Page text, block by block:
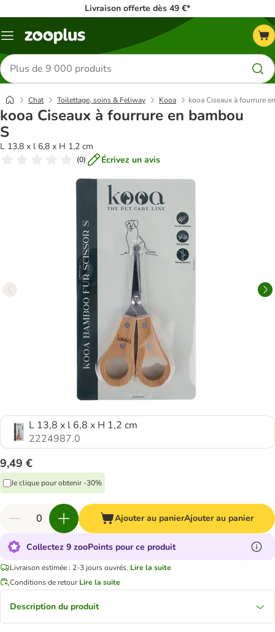
Livraison offerte dès 49 €*
Menu
Rechercher
des
produits
Chat Toilettage, soins & Feliway Kooa kooa Ciseaux à fourrure
kooa Ciseaux à fourrure en bambou
S
L 13,8 x l 6,8 x H 1,2 cm
(0) Écrivez un avis
L 13,8 x l 6,8 x H 1,2 cm
2224987.0
9,49 €
Je clique pour obtenir -30%
Ajouter au panierAjouter au panier
Collectez 9 zooPoints pour ce produit
Livraison estimée : 2-3 jours ouvrés. Lire la suite
Conditions de retour Lire la suite
Description du produit